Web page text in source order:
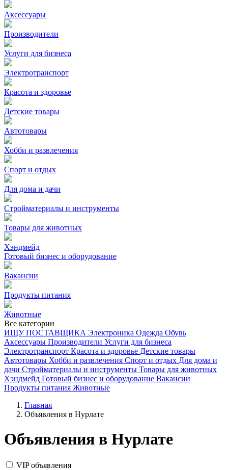
Аксессуары
Производители
Услуги для бизнеса
Электротранспорт
Красота и здоровье
Детские товары
Автотовары
Хобби и развлечения
Спорт и отдых
Для дома и дачи
Стройматериалы и инструменты
Товары для животных
Хэндмейд
Готовый бизнес и оборудование
Вакансии
Продукты питания
Животные
Все категории
ИЩУ ПОСТАВЩИКА Электроника Одежда Обувь
Аксессуары Производители Услуги для бизнеса
Электротранспорт Красота и здоровье Детские товары
Автотовары Хобби и развлечения Спорт и отдых Для дома и
дачи Стройматериалы и инструменты Товары для животных
Хэндмейд Готовый бизнес и оборудование Вакансии
Продукты питания Животные
Главная
Объявления в Нурлате
Объявления в Нурлате
VIP объявления